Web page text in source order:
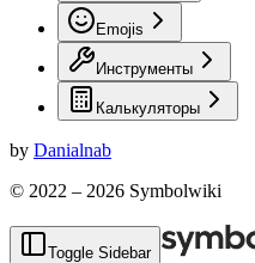
Emojis
Инструменты
Калькуляторы
by Danialnab
© 2022 – 2026 Symbolwiki
Toggle Sidebar